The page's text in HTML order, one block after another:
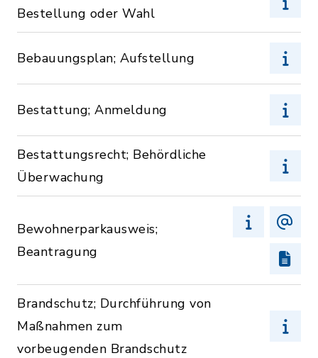
Bestellung oder Wahl
Bebauungsplan; Aufstellung
Bestattung; Anmeldung
Bestattungsrecht; Behördliche
Überwachung
Bewohnerparkausweis;
Beantragung
Brandschutz; Durchführung von
Maßnahmen zum
vorbeugenden Brandschutz